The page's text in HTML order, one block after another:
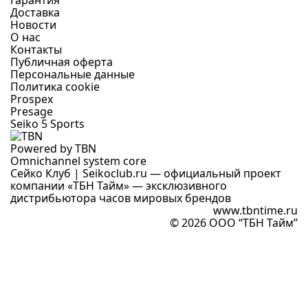
Доставка
Новости
О нас
Контакты
Публичная оферта
Персональные данные
Политика cookie
Prospex
Presage
Seiko 5 Sports
Powered by TBN
Omnichannel system core
Сейко Клуб | Seikoclub.ru — официальный проект
компании «ТБН Тайм» — эксклюзивного
дистрибьютора часов мировых брендов
www.tbntime.ru
© 2026 ООО “ТБН Тайм”